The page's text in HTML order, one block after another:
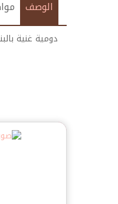
الوصف
دومية غنية